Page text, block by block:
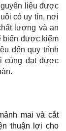
liệu được
có uy tín, nơi
lượng và an
biến được kiểm
đến quy trình
cùng đạt được
mai và cắt
thuận lợi cho